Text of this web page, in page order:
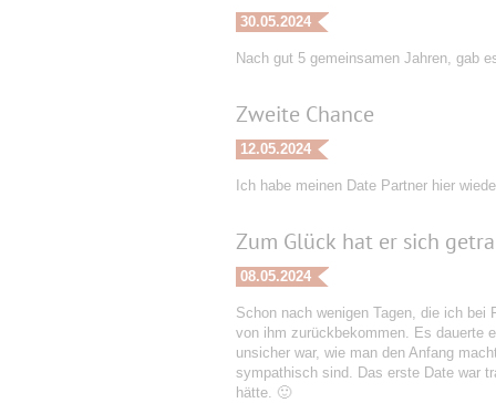
30.05.2024
Nach gut 5 gemeinsamen Jahren, gab
Zweite Chance
12.05.2024
Ich habe meinen Date Partner hier
Zum Glück hat er sich
08.05.2024
Schon nach wenigen Tagen, die ich
von ihm zurückbekommen. Es dauerte
unsicher war, wie man den Anfang
sympathisch sind. Das erste Date war
hätte. 🙂